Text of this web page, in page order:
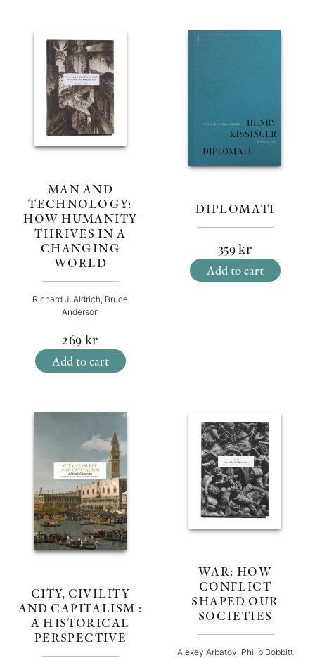
MAN AND
TECHNOLOGY:
HOW HUMANITY
THRIVES IN A
CHANGING
WORLD
Richard J. Aldrich, Bruce
Anderson
269 kr
Add to cart
DIPLOMATI
359kr
Add to cart
CITY, CIVILITY
AND CAPITALISM :
A HISTORICAL
PERSPECTIVE
WAR: HOW
CONFLICT
SHAPED OUR
SOCIETIES
Alexey Arbatov, Philip Bobbitt